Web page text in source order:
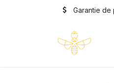
Se rendre au contenuGarantie de